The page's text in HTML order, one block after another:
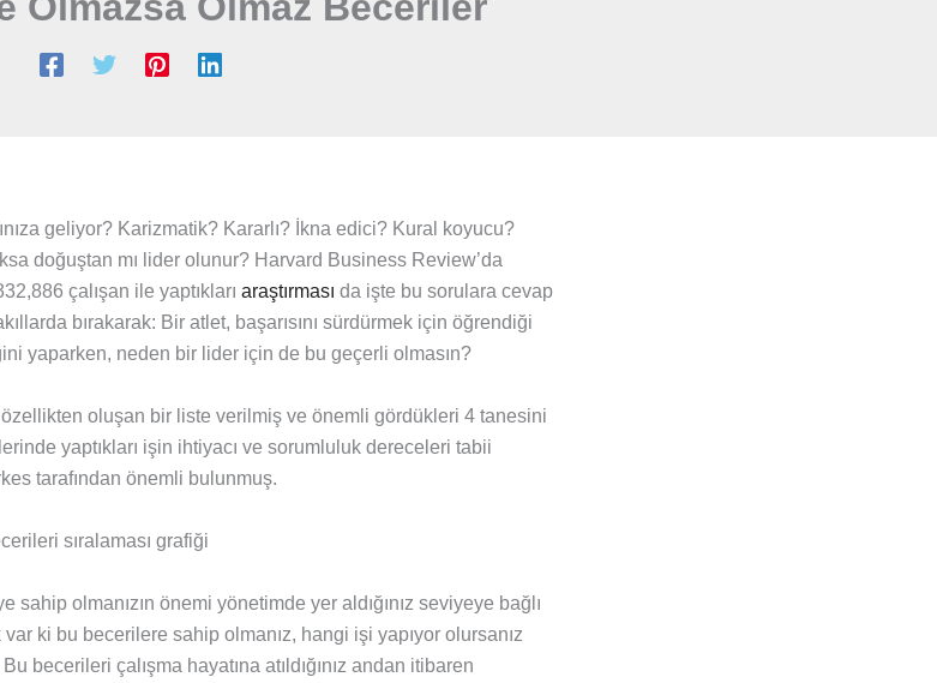
geliyor? Karizmatik? Kararlı? İkna edici? Kural koyucu?
doğuştan mı lider olunur? Harvard Business Review’da
çalışan ile yaptıkları araştırması da işte bu sorulara cevap
bırakarak: Bir atlet, başarısını sürdürmek için öğrendiği
yaparken, neden bir lider için de bu geçerli olmasın?
oluşan bir liste verilmiş ve önemli gördükleri 4 tanesini
yaptıkları işin ihtiyacı ve sorumluluk dereceleri tabii
tarafından önemli bulunmuş.
sahip olmanızın önemi yönetimde yer aldığınız seviyeye bağlı
ki bu becerilere sahip olmanız, hangi işi yapıyor olursanız
becerileri çalışma hayatına atıldığınız andan itibaren